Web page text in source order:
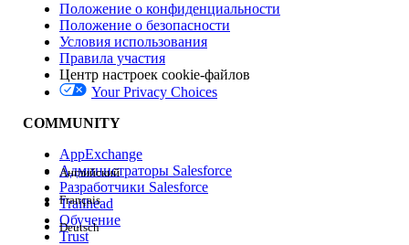
Версия
Возможности
Положение о конфиденциальности
Положение о безопасности
Условия использования
Правила участия
Центр настроек cookie-файлов
Your Privacy Choices
COMMUNITY
AppExchange
Администраторы Salesforce
Разработчики Salesforce
Trailhead
Обучение
Trust
Английский
Français
Deutsch